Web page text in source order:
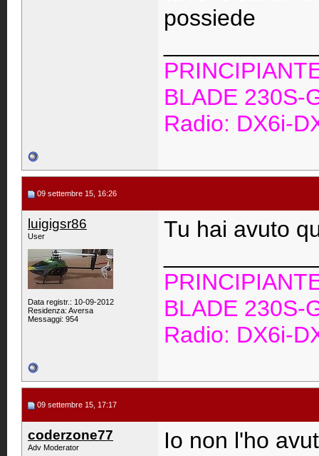
possiede
BLADE 230S-
Radio: DX6i-
09 settembre 15, 16:26
luigigsr86
User
Data registr.: 10-09-2012
Residenza: Aversa
Messaggi: 954
Tu hai avuto
BLADE 230S-
Radio: DX6i-
09 settembre 15, 17:17
coderzone77
Adv Moderator
Io non l'ho